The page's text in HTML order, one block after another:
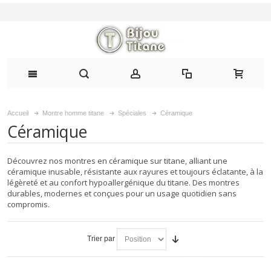
Accueil Montre homme titane Spéciales Céramique
Céramique
Découvrez nos montres en céramique sur titane, alliant une
céramique inusable, résistante aux rayures et toujours éclatante, à la
légèreté et au confort hypoallergénique du titane. Des montres
durables, modernes et conçues pour un usage quotidien sans
compromis.
Trier par